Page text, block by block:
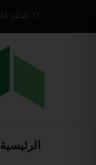
الرئيسية